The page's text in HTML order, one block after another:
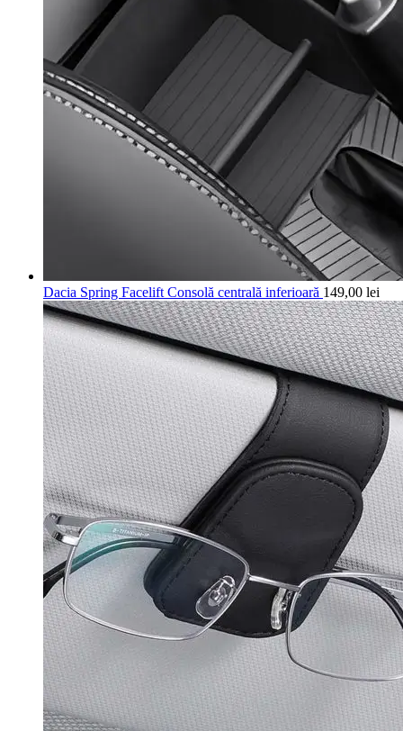
Dacia Spring Facelift Consolă centrală inferioară 149,00 lei